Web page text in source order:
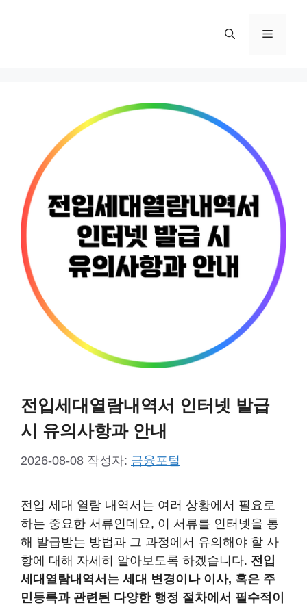
메
전입세대열람내역서 인터넷 발급
시 유의사항과 안내
2026-08-08 작성자: 금융포털
전입 세대 열람 내역서는 여러 상황에서 필요로
하는 중요한 서류인데요, 이 서류를 인터넷을 통
해 발급받는 방법과 그 과정에서 유의해야 할 사
항에 대해 자세히 알아보도록 하겠습니다. 전입
세대열람내역서는 세대 변경이나 이사, 혹은 주
민등록과 관련된 다양한 행정 절차에서 필수적이